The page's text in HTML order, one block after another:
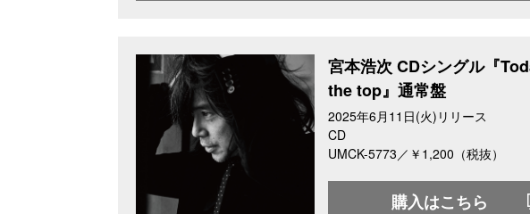
宮本浩次 CDシングル『
the top』通常盤
2025年6月11日(火)リリース
CD
UMCK-5773／￥1,200（税抜）
購入はこちら